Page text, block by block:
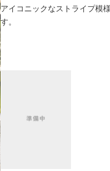
アイコニックなストライプ模
す。